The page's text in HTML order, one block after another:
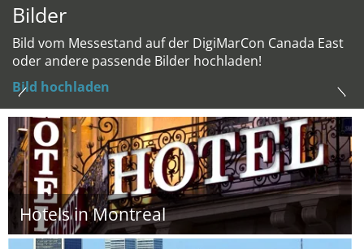
Bilder
Bild vom Messestand auf der DigiMarCon Canada East
oder andere passende Bilder hochladen!
Bild hochladen
Hotels in Montreal